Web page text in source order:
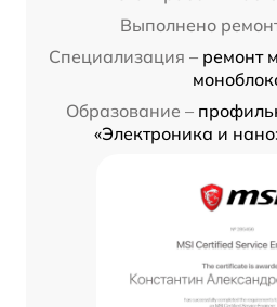
Выполнено
Специализация – ремонт
Образование –
«Электроника и